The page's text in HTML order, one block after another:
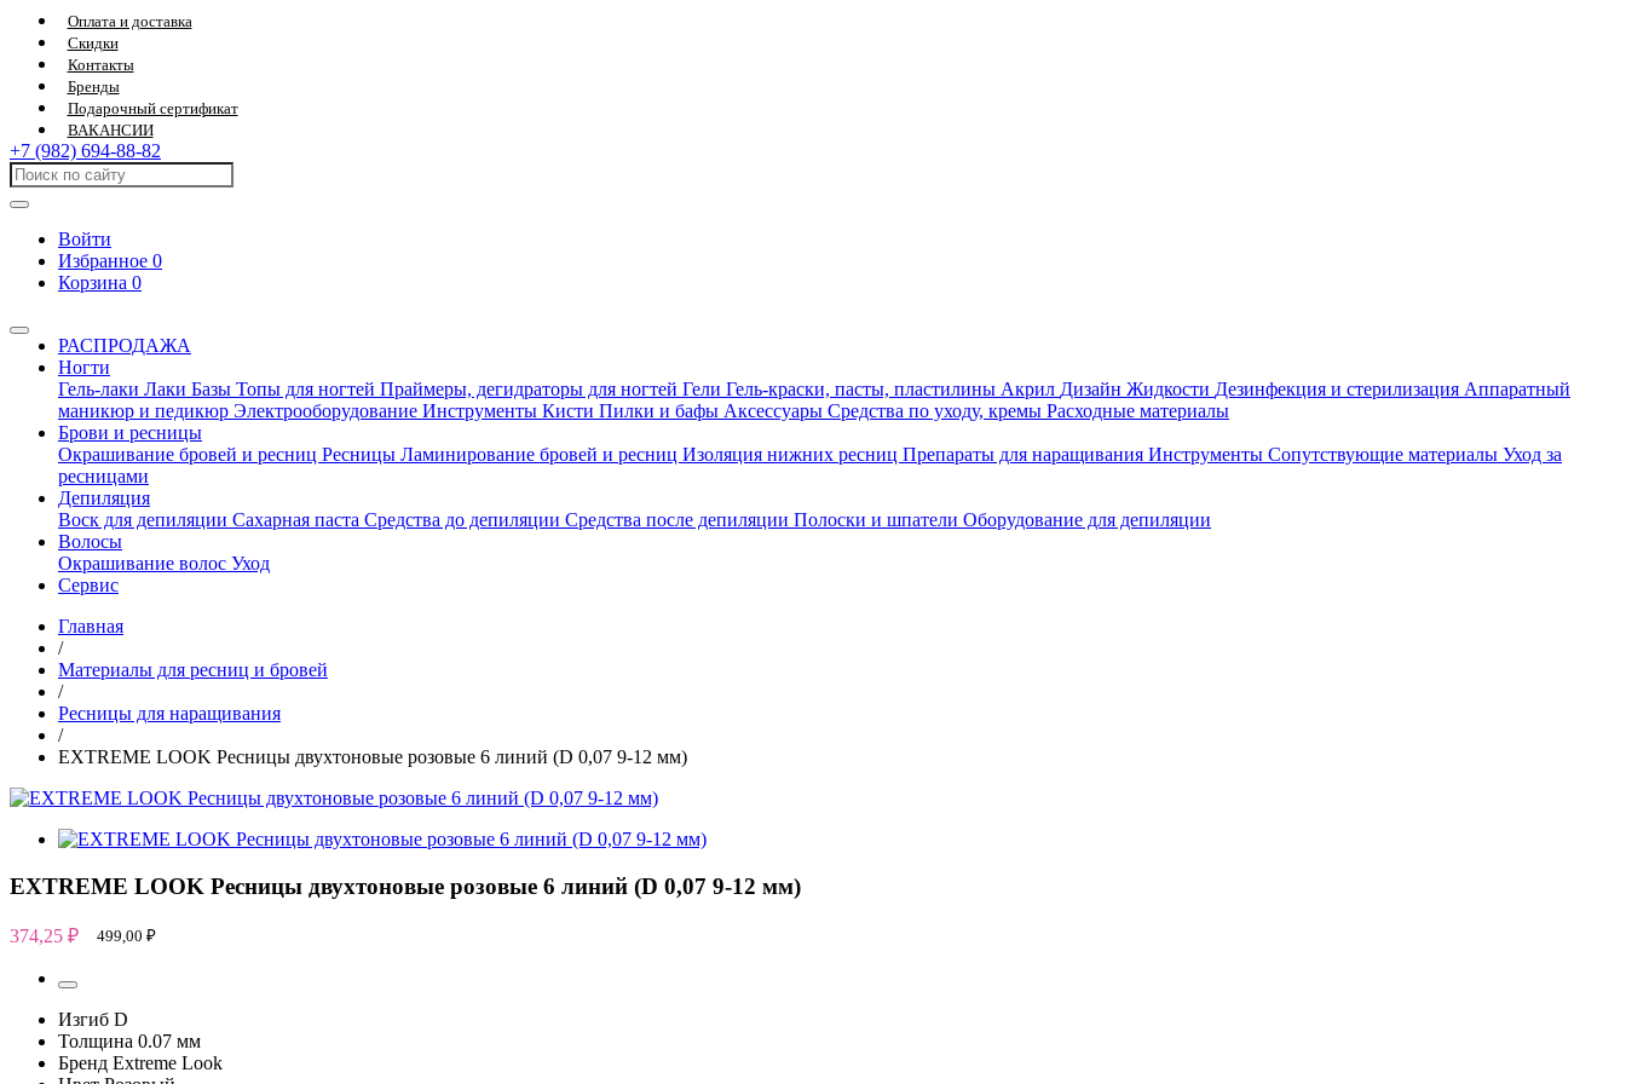
Оплата и доставка
Скидки
Контакты
Бренды
Подарочный сертификат
ВАКАНСИИ
+7 (982) 694-88-82
Войти
Избранное 0
Корзина 0
РАСПРОДАЖА
Ногти
Гель-лаки Лаки Базы Топы для ногтей Праймеры, дегидраторы для ногтей Гели Гель-краски, пасты, пластилины Акрил Дизайн Жидкости Дезинфекция и стерилизация Аппаратный
маникюр и педикюр Электрооборудование Инструменты Кисти Пилки и бафы Аксессуары Средства по уходу, кремы Расходные материалы
Брови и ресницы
Окрашивание бровей и ресниц Ресницы Ламинирование бровей и ресниц Изоляция нижних ресниц Препараты для наращивания Инструменты Сопутствующие материалы Уход за
ресницами
Депиляция
Воск для депиляции Сахарная паста Средства до депиляции Средства после депиляции Полоски и шпатели Оборудование для депиляции
Волосы
Окрашивание волос Уход
Сервис
Главная
/
Материалы для ресниц и бровей
/
Ресницы для наращивания
/
EXTREME LOOK Ресницы двухтоновые розовые 6 линий (D 0,07 9-12 мм)
EXTREME LOOK Ресницы двухтоновые розовые 6 линий (D 0,07 9-12 мм)
374,25 ₽ 499,00 ₽
Изгиб D
Толщина 0.07 мм
Бренд Extreme Look